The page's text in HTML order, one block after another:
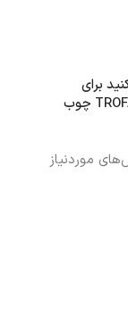
برای
“ترکیب نظم‌ دهنده با جعبه‌ ایکیا مدل TROFAST چوب
موردنیاز